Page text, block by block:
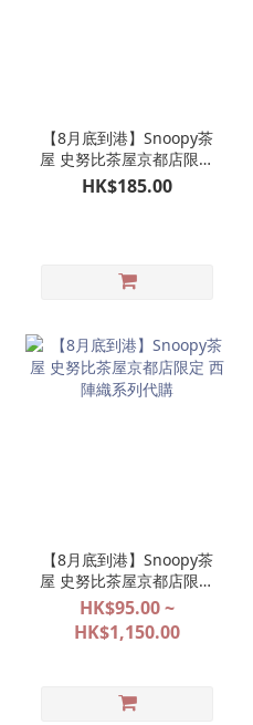
【8月底到港】Snoopy茶
屋 史努比茶屋京都店限定
JETSTREAM 多色原子筆一
HK$185.00
【8月底到港】Snoopy茶
屋 史努比茶屋京都店限定
西陣織系列代購
HK$95.00 ~
HK$1,150.00